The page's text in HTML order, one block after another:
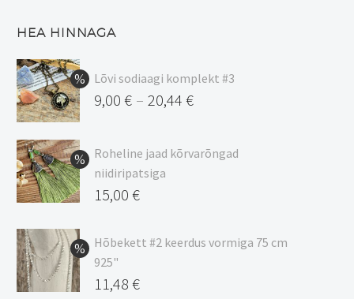
HEA HINNAGA
Lõvi sodiaagi komplekt #3
9,00 € – 20,44 €
9,00 €
kuni
20,44 €
Roheline jaad kõrvarõngad
niidiripatsiga
Algne
oli:
17,00 €.
15,00 €
hind
on:
15,00 €.
Hõbekett #2 keerdus vormiga 75 cm
925"
Algne
11,48 €